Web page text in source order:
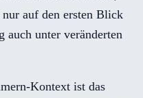
auf den ersten Blick
auch unter veränderten
Kontext ist das